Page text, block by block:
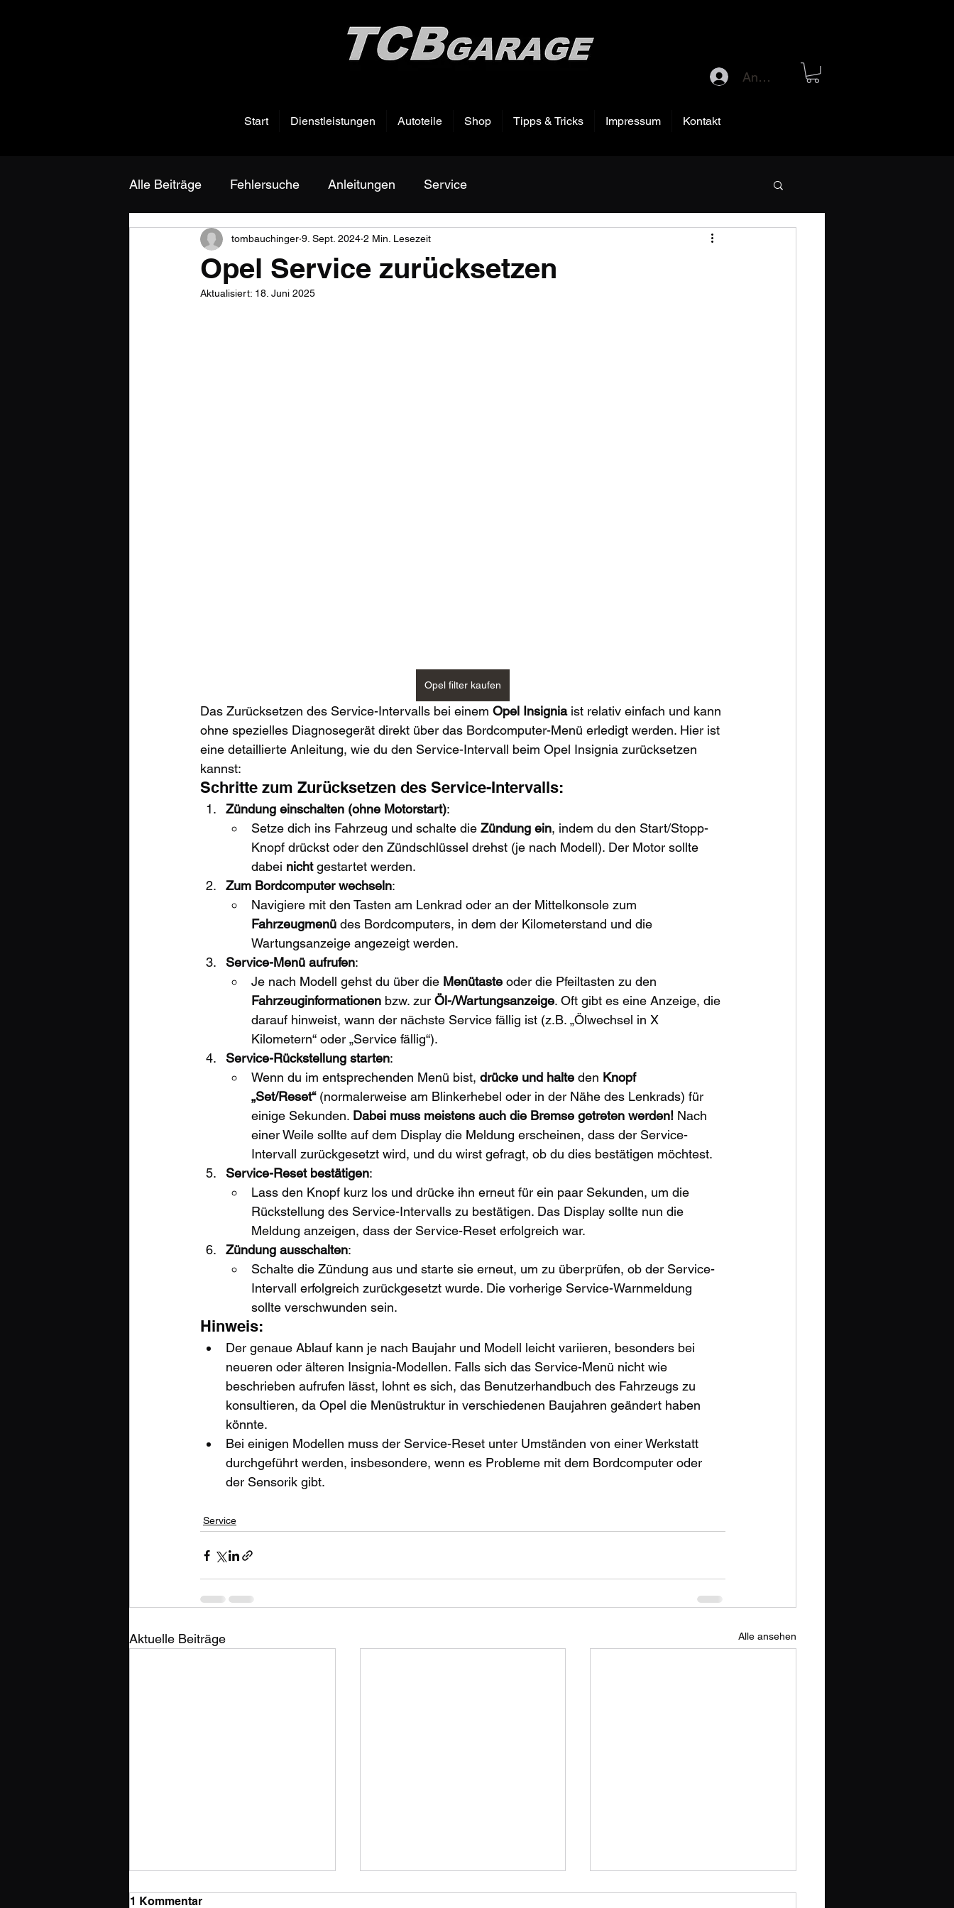
Anmelden
Start Dienstleistungen Autoteile Shop Tipps & Tricks Impressum Kontakt
Alle Beiträge Fehlersuche Anleitungen Service
Opel Service zurücksetzen
tombauchinger 9. Sept. 2024 2 Min. Lesezeit
Aktualisiert: 18. Juni 2025
Opel filter kaufen
Das Zurücksetzen des Service-Intervalls bei einem Opel Insignia ist relativ einfach und kann
ohne spezielles Diagnosegerät direkt über das Bordcomputer-Menü erledigt werden. Hier ist
eine detaillierte Anleitung, wie du den Service-Intervall beim Opel Insignia zurücksetzen
kannst:
Schritte zum Zurücksetzen des Service-Intervalls:
Zündung einschalten (ohne Motorstart):
Setze dich ins Fahrzeug und schalte die Zündung ein, indem du den Start/Stopp-
Knopf drückst oder den Zündschlüssel drehst (je nach Modell). Der Motor sollte
dabei nicht gestartet werden.
Zum Bordcomputer wechseln:
Navigiere mit den Tasten am Lenkrad oder an der Mittelkonsole zum
Fahrzeugmenü des Bordcomputers, in dem der Kilometerstand und die
Wartungsanzeige angezeigt werden.
Service-Menü aufrufen:
Je nach Modell gehst du über die Menütaste oder die Pfeiltasten zu den
Fahrzeuginformationen bzw. zur Öl-/Wartungsanzeige. Oft gibt es eine Anzeige, die
darauf hinweist, wann der nächste Service fällig ist (z.B. „Ölwechsel in X
Kilometern“ oder „Service fällig“).
Service-Rückstellung starten:
Wenn du im entsprechenden Menü bist, drücke und halte den Knopf
„Set/Reset“ (normalerweise am Blinkerhebel oder in der Nähe des Lenkrads) für
einige Sekunden. Dabei muss meistens auch die Bremse getreten werden! Nach
einer Weile sollte auf dem Display die Meldung erscheinen, dass der Service-
Intervall zurückgesetzt wird, und du wirst gefragt, ob du dies bestätigen möchtest.
Service-Reset bestätigen:
Lass den Knopf kurz los und drücke ihn erneut für ein paar Sekunden, um die
Rückstellung des Service-Intervalls zu bestätigen. Das Display sollte nun die
Meldung anzeigen, dass der Service-Reset erfolgreich war.
Zündung ausschalten:
Schalte die Zündung aus und starte sie erneut, um zu überprüfen, ob der Service-
Intervall erfolgreich zurückgesetzt wurde. Die vorherige Service-Warnmeldung
sollte verschwunden sein.
Hinweis:
Der genaue Ablauf kann je nach Baujahr und Modell leicht variieren, besonders bei
neueren oder älteren Insignia-Modellen. Falls sich das Service-Menü nicht wie
beschrieben aufrufen lässt, lohnt es sich, das Benutzerhandbuch des Fahrzeugs zu
konsultieren, da Opel die Menüstruktur in verschiedenen Baujahren geändert haben
könnte.
Bei einigen Modellen muss der Service-Reset unter Umständen von einer Werkstatt
durchgeführt werden, insbesondere, wenn es Probleme mit dem Bordcomputer oder
der Sensorik gibt.
Service
Aktuelle Beiträge Alle ansehen
1 Kommentar